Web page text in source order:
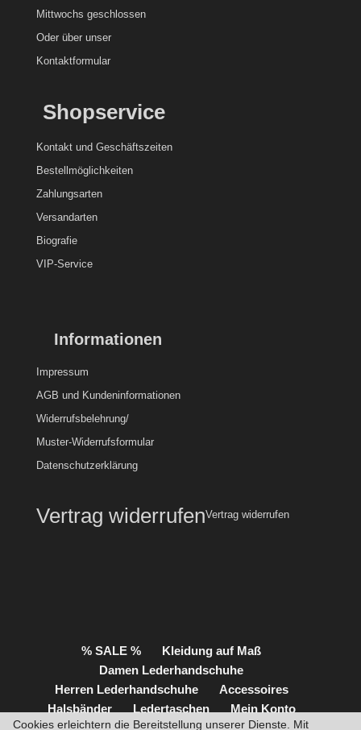
Mittwochs geschlossen
Oder über unser
Kontaktformular
Shopservice
Kontakt und Geschäftszeiten
Bestellmöglichkeiten
Zahlungsarten
Versandarten
Biografie
VIP-Service
Informationen
Impressum
AGB und Kundeninformationen
Widerrufsbelehrung/
Muster-Widerrufsformular
Datenschutzerklärung
Vertrag widerrufenVertrag widerrufen
% SALE %
Kleidung auf Maß
Damen Lederhandschuhe
Herren Lederhandschuhe
Accessoires
Halsbänder
Ledertaschen Mein Konto
Cookies erleichtern die Bereitstellung unserer Dienste. Mit